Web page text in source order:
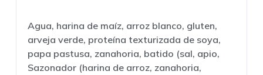
Agua, harina de maíz, arroz blanco, gluten,
arveja verde, proteína texturizada de soya,
papa pastusa, zanahoria, batido (sal, apio,
Sazonador (harina de arroz, zanahoria,